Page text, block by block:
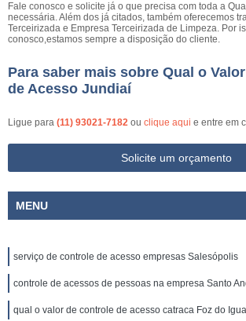
Fale conosco e solicite já o que precisa com toda a
necessária. Além dos já citados, também oferecemos
Terceirizada e Empresa Terceirizada de Limpeza. Por
conosco,estamos sempre a disposição do cliente.
Para saber mais sobre Qual o
de Acesso Jundiaí
Ligue para (11) 93021-7182 ou clique aqui e entre em
Solicite um orçamento
MENU
serviço de controle de acesso empresas Salesópolis
controle de acessos de pessoas na empresa Santo
qual o valor de controle de acesso catraca Foz do